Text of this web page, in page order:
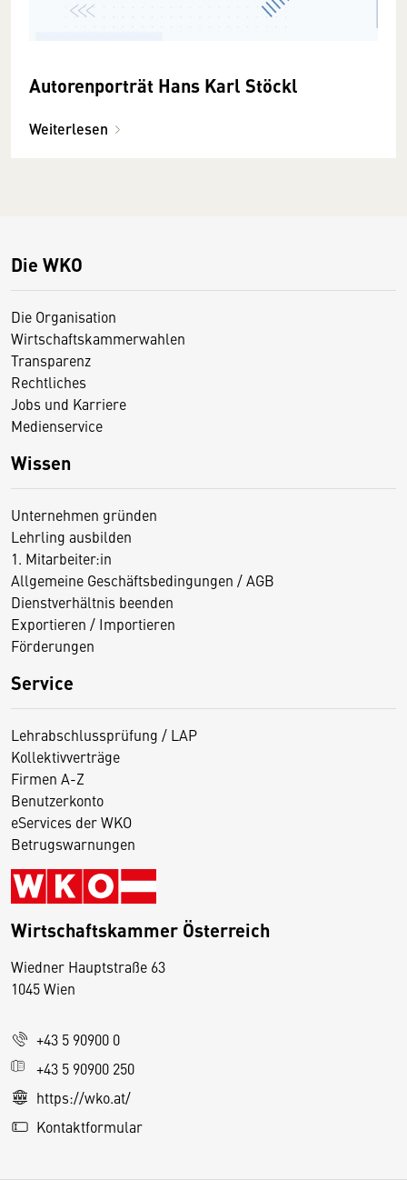
Autorenporträt Hans Karl Stöckl
Weiterlesen
Die WKO
Die Organisation
Wirtschaftskammerwahlen
Transparenz
Rechtliches
Jobs und Karriere
Medienservice
Wissen
Unternehmen gründen
Lehrling ausbilden
1. Mitarbeiter:in
Allgemeine Geschäftsbedingungen / AGB
Dienstverhältnis beenden
Exportieren / Importieren
Förderungen
Service
Lehrabschlussprüfung / LAP
Kollektivverträge
Firmen A-Z
Benutzerkonto
eServices der WKO
Betrugswarnungen
Wirtschaftskammer Österreich
Wiedner Hauptstraße 63
1045 Wien
+43 5 90900 0
+43 5 90900 250
https://wko.at/
Kontaktformular
D
s
e
S
e